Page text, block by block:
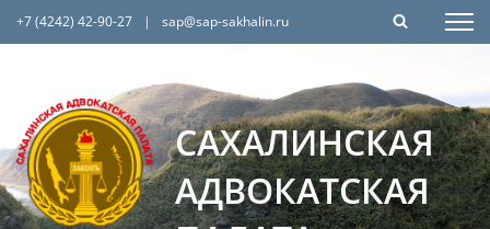
+7 (4242) 42-90-27 | sap@sap-sakhalin.ru
САХАЛИНСКАЯ
АДВОКАТСКАЯ